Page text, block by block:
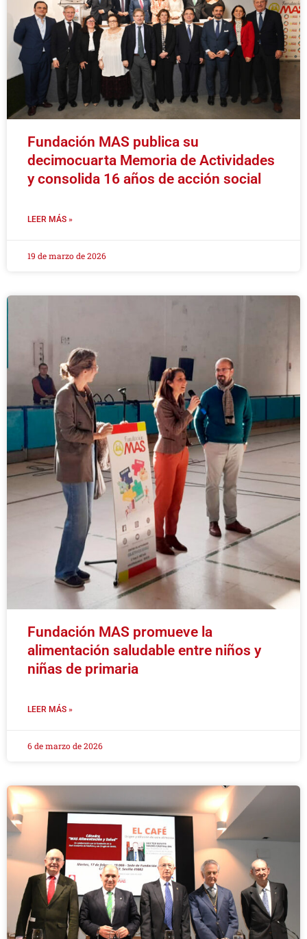
Fundación MAS publica su
decimocuarta Memoria de Actividades
y consolida 16 años de acción social
LEER MÁS »
19 de marzo de 2026
Fundación MAS promueve la
alimentación saludable entre niños y
niñas de primaria
LEER MÁS »
6 de marzo de 2026